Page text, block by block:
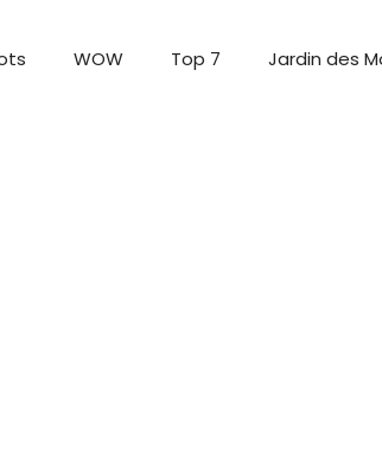
WOW Top 7 Jardin des